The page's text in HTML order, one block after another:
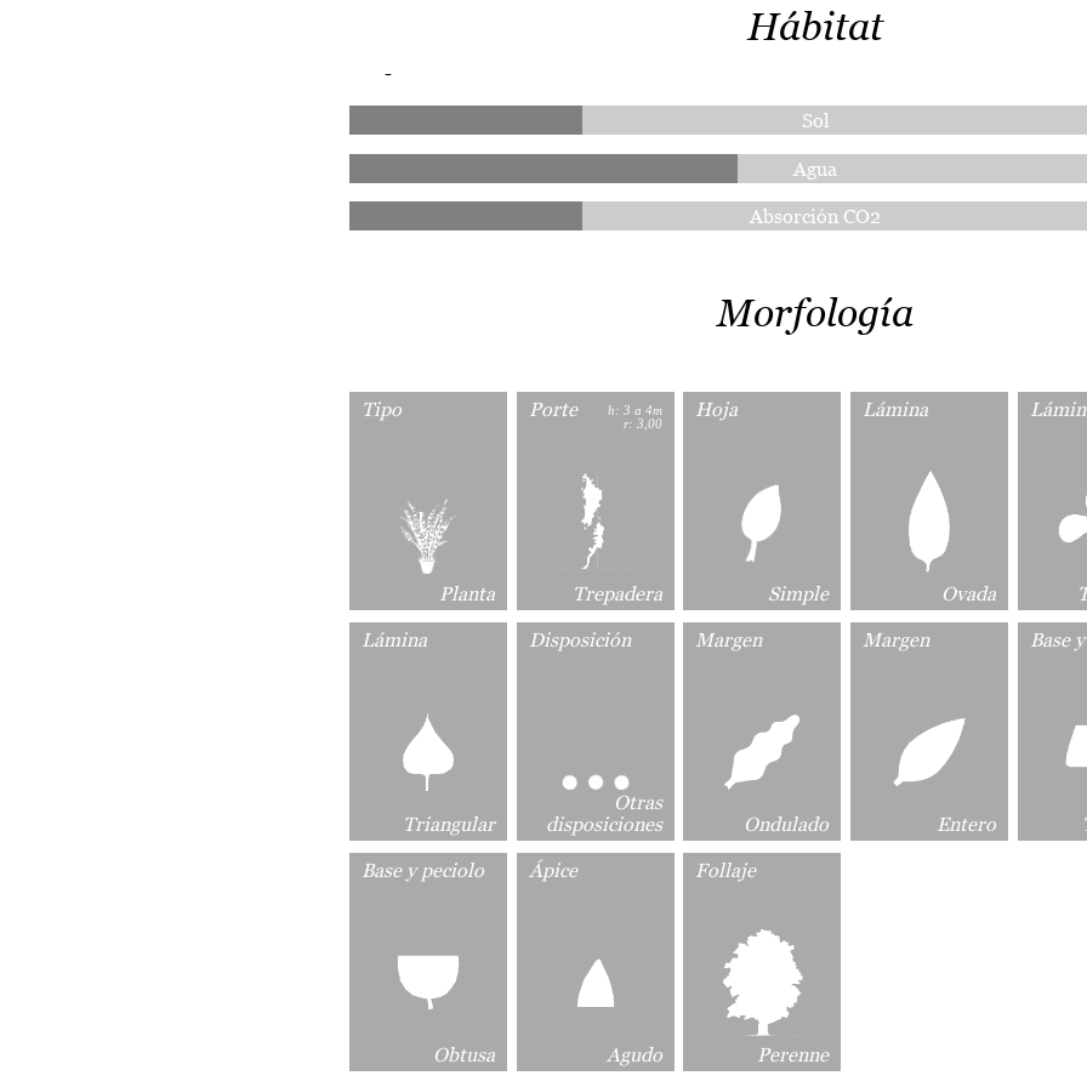
Hábitat
-
Sol
Agua
Absorción CO2
Morfología
Tipo
Planta
Porte
h: 3 a 4m
r: 3,00
Trepadera
Hoja
Simple
Lámina
Ovada
Lámina
Triangular
Disposición
Otras
disposiciones
Margen
Ondulado
Margen
Entero
Base
Base y peciolo
Obtusa
Ápice
Agudo
Follaje
Perenne